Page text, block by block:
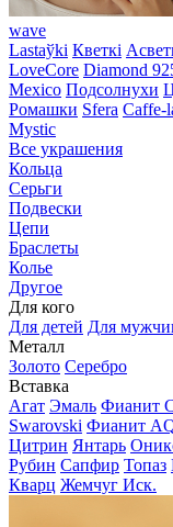
wave
Lastaўki Кветкі
LoveCore Diamond
Mexico Подсолнухи
Ромашки Sfera Caffe-
Mystic
Все украшения
Кольца
Серьги
Подвески
Цепи
Браслеты
Колье
Другое
Для кого
Для детей Для
Металл
Золото Серебро
Вставка
Агат Эмаль Фианит
Swarovski Фианит
Цитрин Янтарь
Рубин Сапфир Топаз
Кварц Жемчуг Иск.